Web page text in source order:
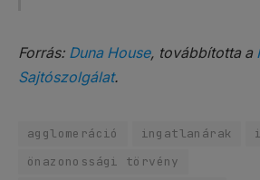
Forrás: Duna House, továbbította a
Sajtószolgálat.
agglomeráció ingatlanárak
önazonossági törvény